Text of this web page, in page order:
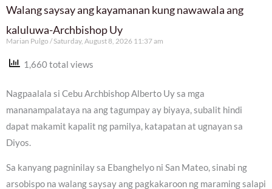
Walang saysay ang kayamanan kung nawawala ang
kaluluwa-Archbishop Uy
Marian Pulgo Saturday, August 8, 2026 11:37 am
1,660 total views
Nagpaalala si Cebu Archbishop Alberto Uy sa mga
mananampalataya na ang tagumpay ay biyaya, subalit hindi
dapat makamit kapalit ng pamilya, katapatan at ugnayan sa
Diyos.
Sa kanyang pagninilay sa Ebanghelyo ni San Mateo, sinabi ng
arsobispo na walang saysay ang pagkakaroon ng maraming salapi